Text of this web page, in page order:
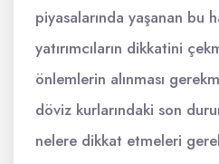
piyasalarında yaşanan bu
yatırımcıların dikkatini
önlemlerin alınması
döviz kurlarındaki son
nelere dikkat etmeleri